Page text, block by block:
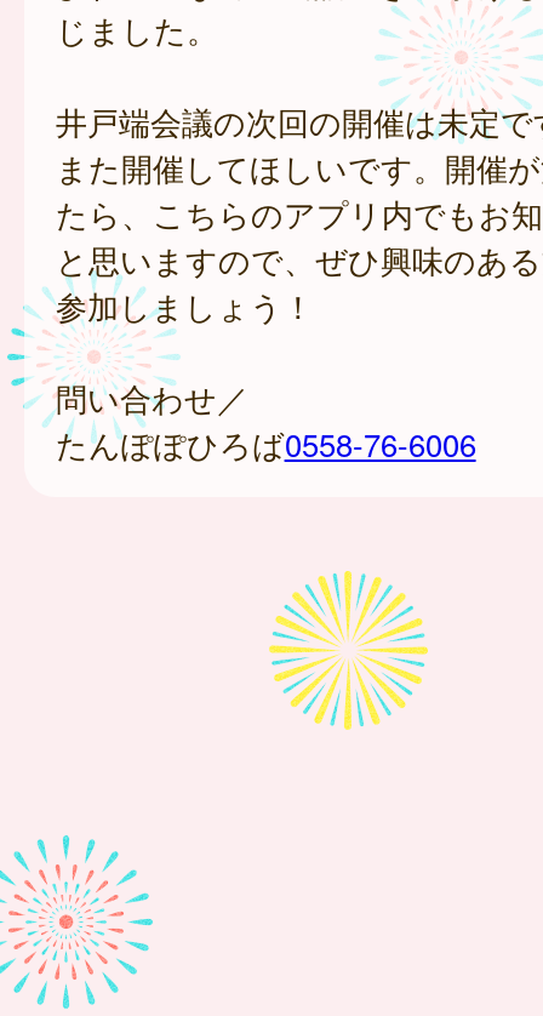
じました。
井戸端会議の次回の開催は未定
また開催してほしいです。開催
たら、こちらのアプリ内でもお
と思いますので、ぜひ興味のあ
参加しましょう！
問い合わせ／
たんぽぽひろば0558-76-6006